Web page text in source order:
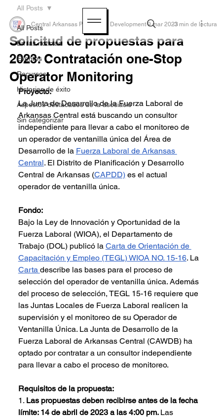
All Posts
En las noticias
Eventos
Recursos
Historias de éxito
Aspectos destacados de la asociació
Sin categorizar
All Posts
Solicitud de propuestas para
2023: Contratación one-Stop
Operator Monitoring
Central Arkansas Planning & Development 9 mar 20233 min de lectura
Proyecto:
La Junta de Desarrollo de la Fuerza Laboral de
Arkansas Central está buscando un consultor
independiente para llevar a cabo el monitoreo de
un operador de ventanilla única del Área de
Desarrollo de la Fuerza Laboral de Arkansas
Central. El Distrito de Planificación y Desarrollo
Central de Arkansas (CAPDD) es el actual
operador de ventanilla única.
Fondo:
Bajo la Ley de Innovación y Oportunidad de la
Fuerza Laboral (WIOA), el Departamento de
Trabajo (DOL) publicó la Carta de Orientación de
Capacitación y Empleo (TEGL) WIOA NO. 15-16. La
Carta describe las bases para el proceso de
selección del operador de ventanilla única. Además
del proceso de selección, TEGL 15-16 requiere que
las Juntas Locales de Fuerza Laboral realicen la
supervisión y el monitoreo de su Operador de
Ventanilla Única. La Junta de Desarrollo de la
Fuerza Laboral de Arkansas Central (CAWDB) ha
optado por contratar a un consultor independiente
para llevar a cabo el proceso de monitoreo.
Requisitos de la propuesta:
1. Las propuestas deben recibirse antes de la fecha
límite: 14 de abril de 2023 a las 4:00 pm. Las